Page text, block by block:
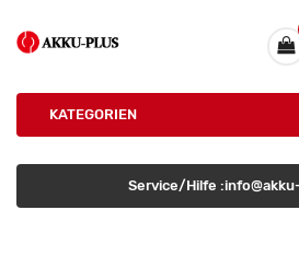
KATEGORIEN
Service/Hilfe